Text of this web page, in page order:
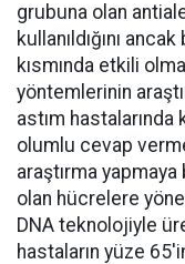
grubuna olan
kullanıldığını
kısmında etkili
yöntemlerinin
astım hastalarında
olumlu cevap
araştırma
olan hücrelere
DNA teknolojiyle
hastaların yüze